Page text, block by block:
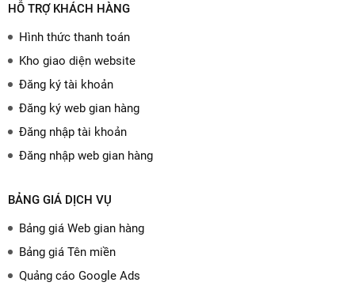
HỖ TRỢ KHÁCH HÀNG
Hình thức thanh toán
Kho giao diện website
Đăng ký tài khoản
Đăng ký web gian hàng
Đăng nhập tài khoản
Đăng nhập web gian hàng
BẢNG GIÁ DỊCH VỤ
Bảng giá Web gian hàng
Bảng giá Tên miền
Quảng cáo Google Ads